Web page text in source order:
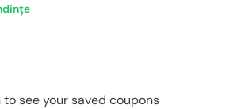
to see your saved coupons